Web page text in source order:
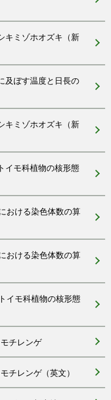
ミゾホオズキ（新
ぼす温度と日長の
ミゾホオズキ（新
モ科植物の核形態
おける染色体数の算
おける染色体数の算
イモ科植物の核形態
チレンゲ
レンゲ（英文）